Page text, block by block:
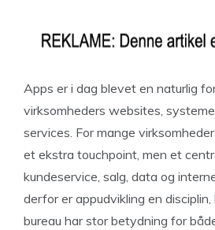
Apps er i dag blevet en naturlig
virksomheders websites,
services. For mange
et ekstra touchpoint, men et
kundeservice, salg, data og
derfor er appudvikling en
bureau har stor betydning for